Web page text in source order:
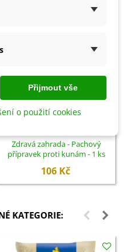
Zdravá zahrada - Pachový
přípravek proti kunám - 1 ks
106 Kč
KATEGORIE:
Přijmout vše
o použití cookies